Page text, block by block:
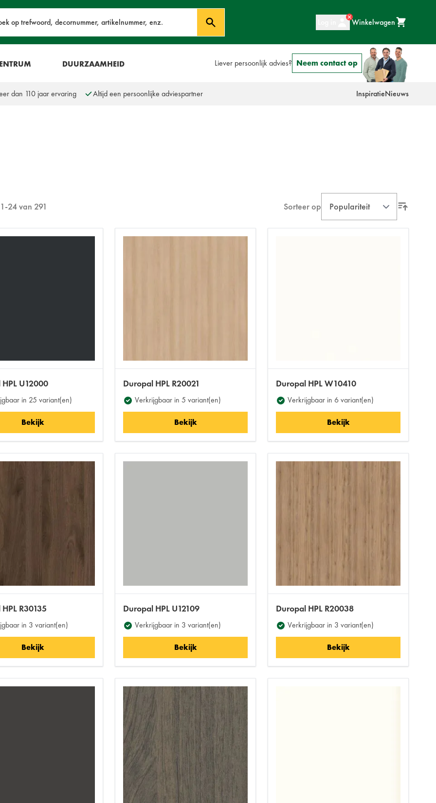
Winkelwagen
DUURZAAMHEID Liever persoonlijk advies? Neem contact op
dan 110 jaar ervaring Altijd een persoonlijke adviespartner InspiratieNieuws
1-24van 291 Sorteer op
U12000
in 25 variant(en)
Bekijk
Duropal HPL R20021
Verkrijgbaar in 5 variant(en)
Bekijk
Duropal HPL W10410
Verkrijgbaar in 6 variant(en)
Bekijk
R30135
in 3 variant(en)
Bekijk
Duropal HPL U12109
Verkrijgbaar in 3 variant(en)
Bekijk
Duropal HPL R20038
Verkrijgbaar in 3 variant(en)
Bekijk